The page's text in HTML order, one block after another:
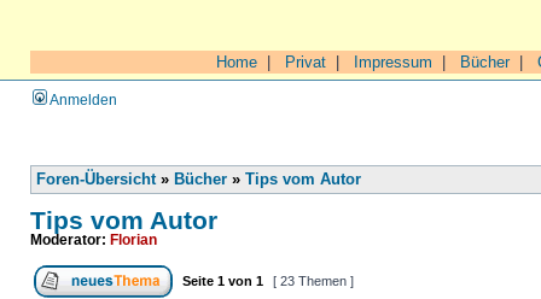
Home Privat Impressum Bücher|
Anmelden
Foren-Übersicht» Bücher » Tips vom Autor
Tips vom Autor
Moderator: Florian
Seite 1 von 1 [ 23 Themen ]